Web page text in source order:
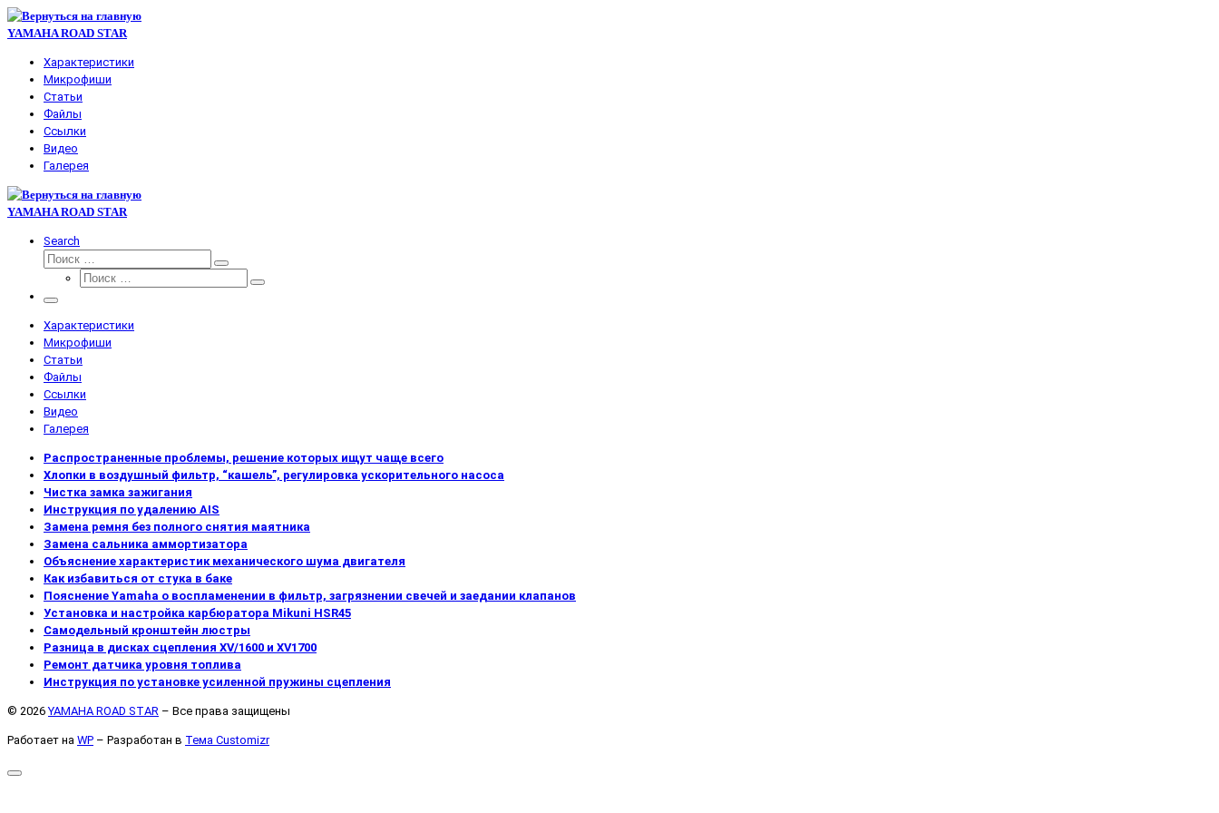
Перейти
к
YAMAHA ROAD STAR
Характеристики
Микрофиши
Статьи
Файлы
Ссылки
Видео
Галерея
YAMAHA ROAD STAR
Search
Поиск
Поиск
Поиск
Поиск
Меню
Характеристики
Микрофиши
Статьи
Файлы
Ссылки
Видео
Галерея
Распространенные проблемы, решение которых ищут чаще всего
Хлопки в воздушный фильтр, “кашель”, регулировка ускорительного насоса
Чистка замка зажигания
Инструкция по удалению AIS
Замена ремня без полного снятия маятника
Замена сальника аммортизатора
Объяснение характеристик механического шума двигателя
Как избавиться от стука в баке
Пояснение Yamaha о воспламенении в фильтр, загрязнении свечей и заедании клапанов
Установка и настройка карбюратора Mikuni HSR45
Самодельный кронштейн люстры
Разница в дисках сцепления XV/1600 и XV1700
Ремонт датчика уровня топлива
Инструкция по установке усиленной пружины сцепления
© 2026YAMAHA ROAD STAR – Все права защищены
Работает на WP – Разработан в Тема Customizr